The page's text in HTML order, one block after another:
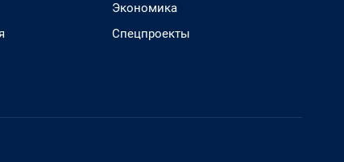
Экономика
Спецпроекты